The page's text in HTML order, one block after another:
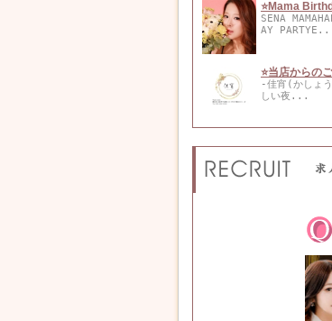
⭐️Mama
SENA
AY
⭐️当店からの
-佳宵(かしょ
しい夜...